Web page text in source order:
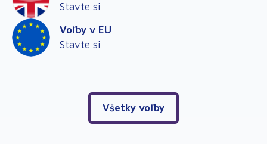
Stavte si
Voľby v EU
Stavte si
Všetky voľby